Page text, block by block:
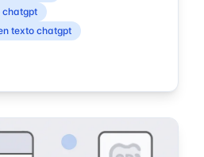
chatgpt
texto chatgpt